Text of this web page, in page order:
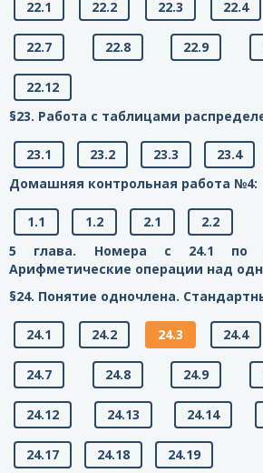
22.1 22.2 22.3 22.4
22.7 22.8 22.9
22.12
§23. Работа с таблицами
23.1 23.2 23.3 23.4
Домашняя контрольная работа №4:
1.1 1.2 2.1
2.2
5 глава. Номера с 24.1 по
Арифметические операции над
§24. Понятие одночлена.
24.1 24.2 24.3 24.4
24.7 24.8 24.9
24.12 24.13 24.14
24.17 24.18
24.19